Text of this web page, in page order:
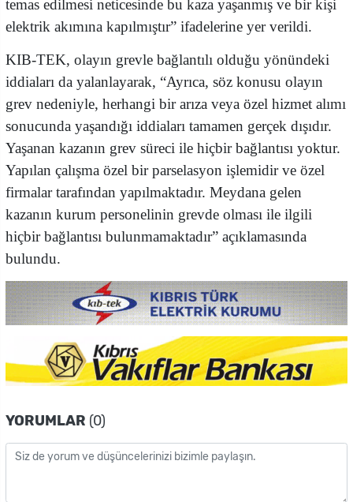
temas edilmesi neticesinde bu kaza yaşanmış ve bir kişi
elektrik akımına kapılmıştır” ifadelerine yer verildi.
KIB-TEK, olayın grevle bağlantılı olduğu yönündeki
iddiaları da yalanlayarak, “Ayrıca, söz konusu olayın
grev nedeniyle, herhangi bir arıza veya özel hizmet alımı
sonucunda yaşandığı iddiaları tamamen gerçek dışıdır.
Yaşanan kazanın grev süreci ile hiçbir bağlantısı yoktur.
Yapılan çalışma özel bir parselasyon işlemidir ve özel
firmalar tarafından yapılmaktadır. Meydana gelen
kazanın kurum personelinin grevde olması ile ilgili
hiçbir bağlantısı bulunmamaktadır” açıklamasında
bulundu.
YORUMLAR (0)